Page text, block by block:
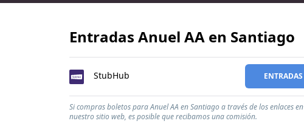
Entradas Anuel AA en Santiago
StubHub ENTRADAS
Si compras boletos para Anuel AA en Santiago a través de los enlaces en
nuestro sitio web, es posible que recibamos una comisión.